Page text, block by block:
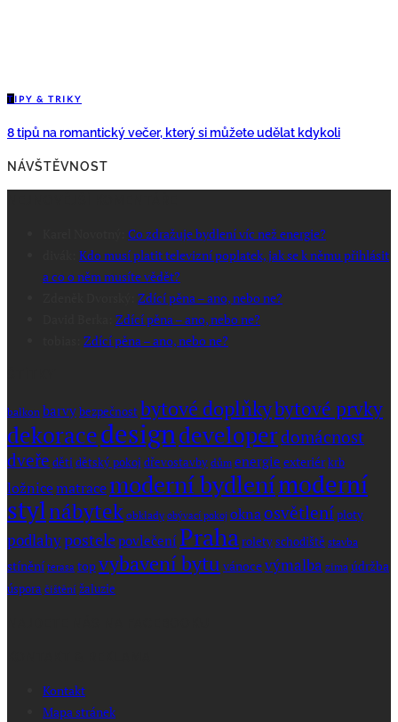
TIPY & TRIKY
8 tipů na romantický večer, který si můžete udělat kdykoli
NÁVŠTĚVNOST
Co zdražuje bydlení víc než energie?
Kdo musí platit televizní poplatek, jak se k němu přihlásit
a co o něm musíte vědět?
Zdící pěna – ano, nebo ne?
Zdící pěna – ano, nebo ne?
Zdící pěna – ano, nebo ne?
balkon barvybezpečnostbytové doplňkybytové prvky
dekoracedesigndeveloperdomácnost
dveře dětidětský pokoj dřevostavby dům energie exteriérkrb
ložnicematracemoderní bydlenímoderní
stylnábytek obklady obývací pokoj oknaosvětleníploty
podlahypostelepovlečeníPraharoletyschodiště stavba
stínění terasa topvybavení bytu vánocevýmalba zima údržba
úspora čištění žaluzie
Kontakt
Mapa stránek